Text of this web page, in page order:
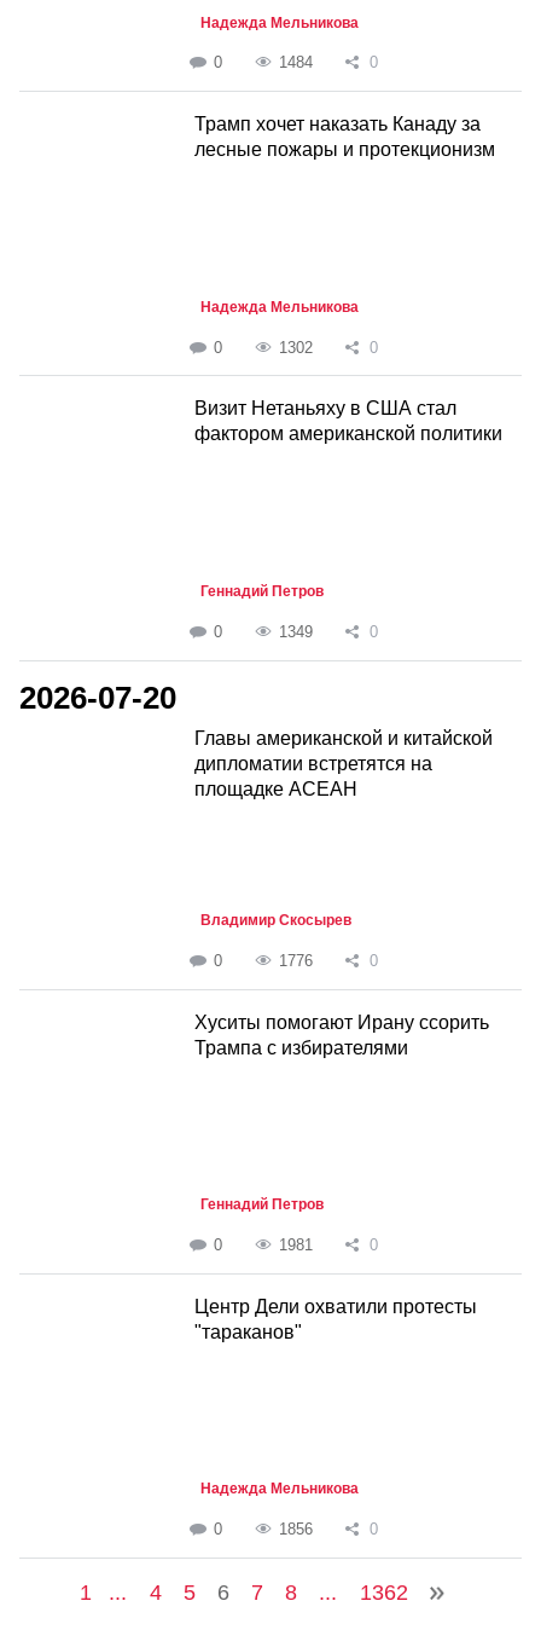
Надежда Мельникова
0 1484 0
Трамп хочет наказать Канаду за
лесные пожары и протекционизм
Надежда Мельникова
0 1302 0
Визит Нетаньяху в США стал
фактором американской политики
Геннадий Петров
0 1349 0
2026-07-20
Главы американской и китайской
дипломатии встретятся на
площадке АСЕАН
Владимир Скосырев
0 1776 0
Хуситы помогают Ирану ссорить
Трампа с избирателями
Геннадий Петров
0 1981 0
Центр Дели охватили протесты
"тараканов"
Надежда Мельникова
0 1856 0
1 ... 4 5 6 7 8 ... 1362